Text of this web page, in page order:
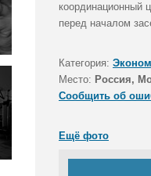
координационный
перед началом
Категория:
Место: Россия,
Сообщить об
Ещё фото